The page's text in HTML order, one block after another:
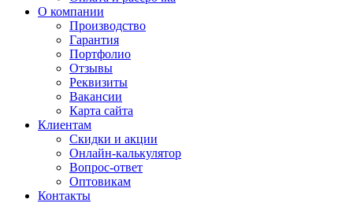
О компании
Производство
Гарантия
Портфолио
Отзывы
Реквизиты
Вакансии
Карта сайта
Клиентам
Скидки и акции
Онлайн-калькулятор
Вопрос-ответ
Оптовикам
Контакты